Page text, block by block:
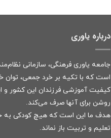
درباره یاوری
جامعه یاوری فرهنگی، سازمانی
است که با تکیه بر خرد جمعی، توان
کیفیت آموزشی فرزندان این کشور و
روشن برای آنها صرف می‌کند.
هدف ما این است که هیچ کودکی به
تعلیم و تربیت باز نماند.